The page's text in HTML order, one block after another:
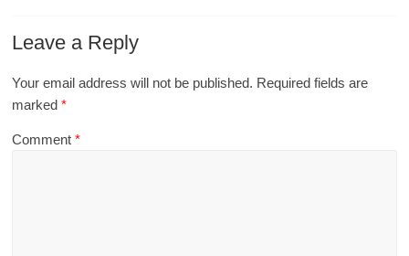
Leave a Reply
Your email address will not be published. Required fields are
marked*
Comment*